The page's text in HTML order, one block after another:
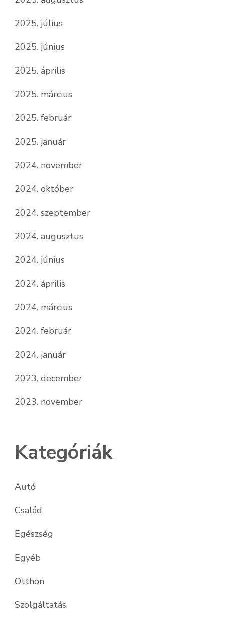
2025. július
2025. június
2025. április
2025. március
2025. február
2025. január
2024. november
2024. október
2024. szeptember
2024. augusztus
2024. június
2024. április
2024. március
2024. február
2024. január
2023. december
2023. november
Kategóriák
Autó
Család
Egészség
Egyéb
Otthon
Szolgáltatás